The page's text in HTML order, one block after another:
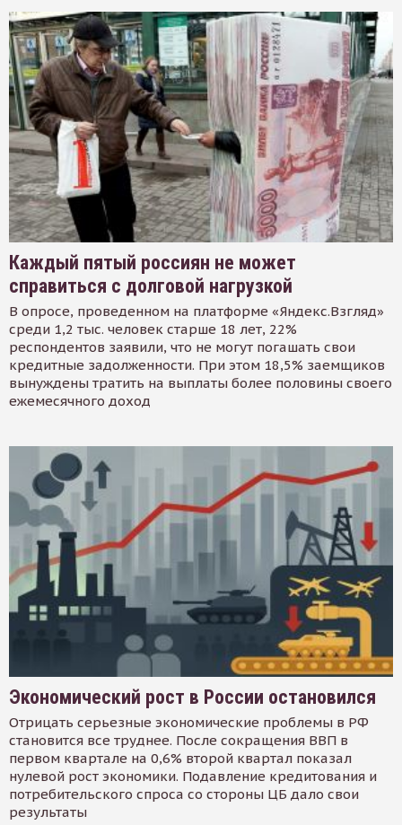
Каждый пятый россиян не может
справиться с долговой нагрузкой
В опросе, проведенном на платформе «Яндекс.Взгляд»
среди 1,2 тыс. человек старше 18 лет, 22%
респондентов заявили, что не могут погашать свои
кредитные задолженности. При этом 18,5% заемщиков
вынуждены тратить на выплаты более половины своего
ежемесячного доход
Экономический рост в России остановился
Отрицать серьезные экономические проблемы в РФ
становится все труднее. После сокращения ВВП в
первом квартале на 0,6% второй квартал показал
нулевой рост экономики. Подавление кредитования и
потребительского спроса со стороны ЦБ дало свои
результаты